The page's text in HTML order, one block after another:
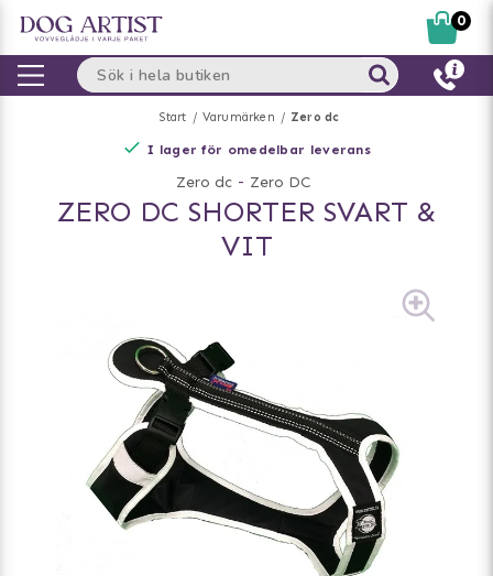
Start Varumärken Zero dc
I lager för omedelbar leverans
Zero dc - Zero DC
ZERO DC SHORTER SVART &
VIT
0